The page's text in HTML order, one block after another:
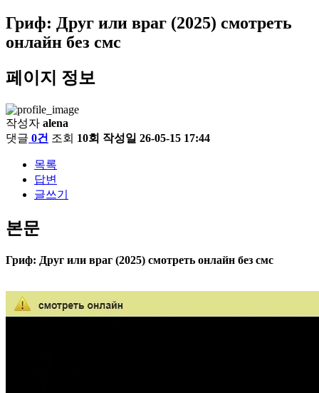
Гриф: Друг или враг (2025) смотреть
онлайн без смс
페이지 정보
작성자 alena
댓글 0건 조회 10회 작성일 26-05-15 17:44
목록
답변
글쓰기
본문
Гриф: Друг или враг (2025) смотреть онлайн без смс